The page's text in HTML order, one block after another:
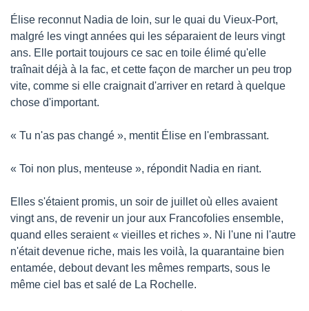
Élise reconnut Nadia de loin, sur le quai du Vieux-Port,
malgré les vingt années qui les séparaient de leurs vingt
ans. Elle portait toujours ce sac en toile élimé qu'elle
traînait déjà à la fac, et cette façon de marcher un peu trop
vite, comme si elle craignait d'arriver en retard à quelque
chose d'important.
« Tu n'as pas changé », mentit Élise en l'embrassant.
« Toi non plus, menteuse », répondit Nadia en riant.
Elles s'étaient promis, un soir de juillet où elles avaient
vingt ans, de revenir un jour aux Francofolies ensemble,
quand elles seraient « vieilles et riches ». Ni l'une ni l'autre
n'était devenue riche, mais les voilà, la quarantaine bien
entamée, debout devant les mêmes remparts, sous le
même ciel bas et salé de La Rochelle.